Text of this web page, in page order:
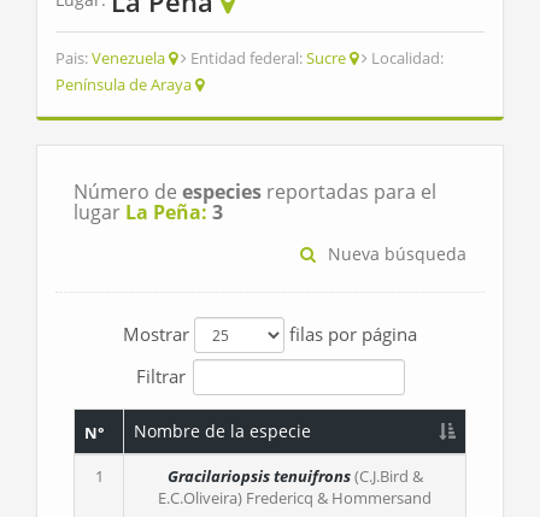
Pais:Venezuela Entidad federal:Sucre
Localidad:
Península de Araya
Número de especies reportadas para el
lugar La Peña:3
Nueva búsqueda
Mostrar
filas por página
Filtrar
N° Nombre de la especie
1 Gracilariopsis tenuifrons(C.J.Bird &
E.C.Oliveira) Fredericq & Hommersand